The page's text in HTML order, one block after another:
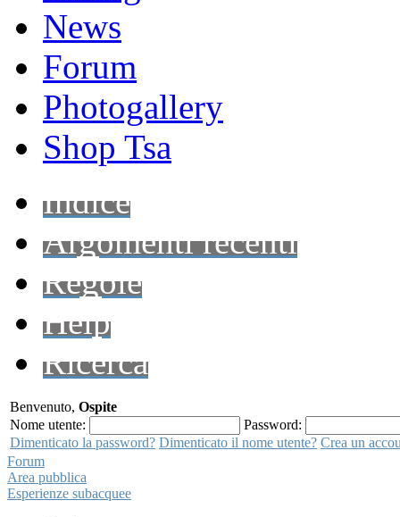
News
Forum
Photogallery
Shop Tsa
Indice
Argomenti recenti
Regole
Help
Ricerca
Benvenuto, Ospite
Nome utente:
Password:
Dimenticato la password? Dimenticato il nome utente? Crea un
Forum
Area pubblica
Esperienze subacquee